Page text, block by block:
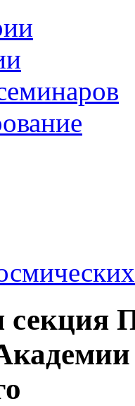
секция